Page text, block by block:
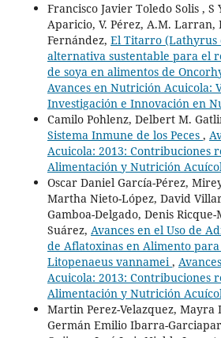
Francisco Javier Toledo Solis , S
Aparicio, V. Pérez, A.M. Larran,
Fernández, El Titarro (Lathyrus
alternativa sustentable para el
de soya en alimentos de
Avances en Nutrición Acuicola:
Investigación e Innovación en
Camilo Pohlenz, Delbert M.
Sistema Inmune de los Peces ,
Acuicola: 2013: Contribuciones
Alimentación y Nutrición
Oscar Daniel García-Pérez,
Martha Nieto-López, David
Gamboa-Delgado, Denis
Suárez, Avances en el Uso de
de Aflatoxinas en Alimento
Litopenaeus vannamei,
Acuicola: 2013: Contribuciones
Alimentación y Nutrición
Martin Perez-Velazquez, Mayra
Germán Emilio Ibarra-